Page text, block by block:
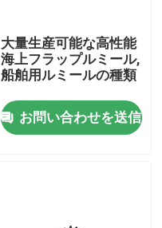
大量生産可能な高性能
海上フラップルミール,
船舶用ルミールの種類
お問い合わせを送信